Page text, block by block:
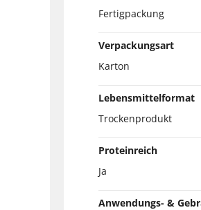
Fertigpackung
Verpackungsart
Karton
Lebensmittelformat
Trockenprodukt
Proteinreich
Ja
Anwendungs- &